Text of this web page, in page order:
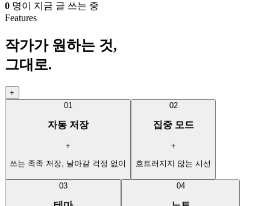
0 명이 지금 글 쓰는 중
Features
작가가 원하는 것,
그대로.
+
01
자동 저장
+
쓰는 족족 저장, 날아갈 걱정 없이
02
집중 모드
+
흐트러지지 않는 시선
03 04